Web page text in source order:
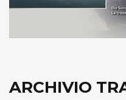
ARCHIVIO